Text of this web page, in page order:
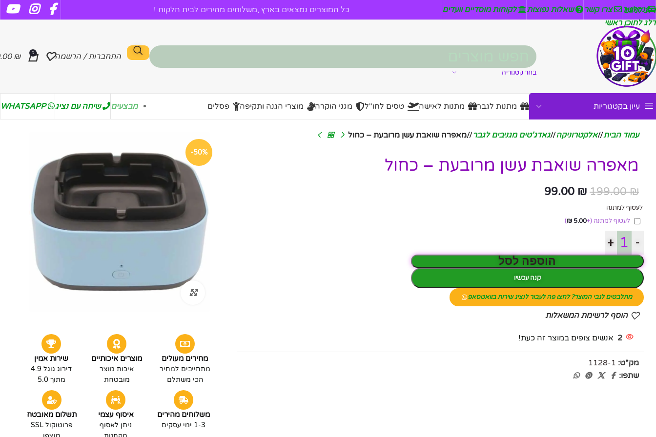
דלג לניווט
דלג לתוכן ראשי
ניזלטר צרו קשר שאלות נפוצות לקוחות מוסדיים וועדים כל המוצרים נמצאים בארץ ,משלוחים מהירים לבית הלקוח !
בחר קטגוריה
התחברות / הרשמה 0
₪
עיון בקטגוריות מתנות לגבר מתנות לאישה טסים לחו"ל מגני הוקרה מוצרי הגנה ותקיפה פסלים מבצעים שיחה עם נציג WHATSAPP
-50%
לחץ להגדלה
מחירים מעולים
מתחייבים למחיר
הכי משתלם
מוצרים איכותיים
איכות מוצר
מובטחת
שירות אמין
דירוג גוגל 4.9
מתוך 5.0
משלוחים מהירים
1-3 ימי עסקים
איסוף עצמי
ניתן לאסוף
תשלום מאובטח
פרוטוקול SSL
עמוד הבית/ אלקטרוניקה/ גאדג'טים מגניבים לגבר/ מאפרה שואבת עשן מרובעת – כחול
מאפרה שואבת עשן מרובעת – כחול
199.00₪
99.00 ₪
לעטוף למתנה
לעטוף למתנה(+
5.00
₪
)
-
+
הוספה לסל
קנה עכשיו
מתלבטים לגבי המוצר? לחצו פה לעבור לנציג שירות בוואטסאפ
הוסף לרשימת המשאלות
2 אנשים צופים במוצר זה כעת!
מק"ט: 1128-1
שתפו: